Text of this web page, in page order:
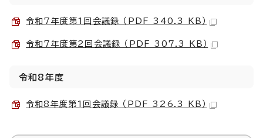
令和7年度第1回会議録 （PDF 340.3 KB）
令和7年度第2回会議録 （PDF 307.3 KB）
令和8年度
令和8年度第1回会議録 （PDF 326.3 KB）